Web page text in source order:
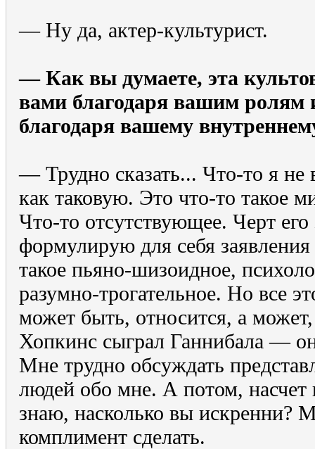
— Ну да, актер-культурист.
— Как вы думаете, эта
вами благодаря вашим ролям
благодаря вашему
— Трудно сказать... Что-то я не
как таковую. Это что-то такое
Что-то отсутствующее. Черт его
формулирую для себя
такое пьяно-шизоидное,
разумно-трогательное. Но все
может быть, относится, а
Хопкинс сыграл Ганнибала —
Мне трудно обсуждать
людей обо мне. А потом, насчет
знаю, насколько вы искренни?
комплимент сделать.